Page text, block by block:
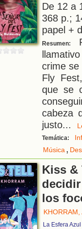
De 12 a
368 p.;
papel +
Resumen:
crime se
Fly
que se
cabeza
justo...
Temática:
Música,
Kiss
los
KHORRAM,
La Esfera Azul